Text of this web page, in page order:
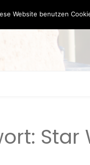
Star
Website benutzen